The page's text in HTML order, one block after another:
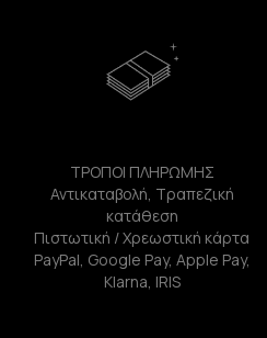
ΤΡΟΠΟΙ ΠΛΗΡΩΜΗΣ
Αντικαταβολή, Τραπεζική
κατάθεση
Πιστωτική / Χρεωστική κάρτα
PayPal, Google Pay, Apple Pay,
Klarna, IRIS